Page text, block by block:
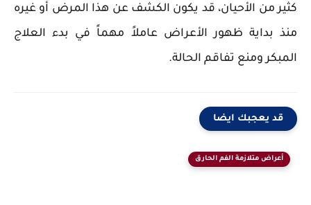
كثير من الأحيان، قد يكون الكشف عن هذا المرض أو غيره
منذ بداية ظهور الأعراض عاملاً مهماً في بدء العلاج
المبكر ومنع تفاقم الحالة.
قد يعجبك ايضا
أعراض متلازمة الفم الحارق